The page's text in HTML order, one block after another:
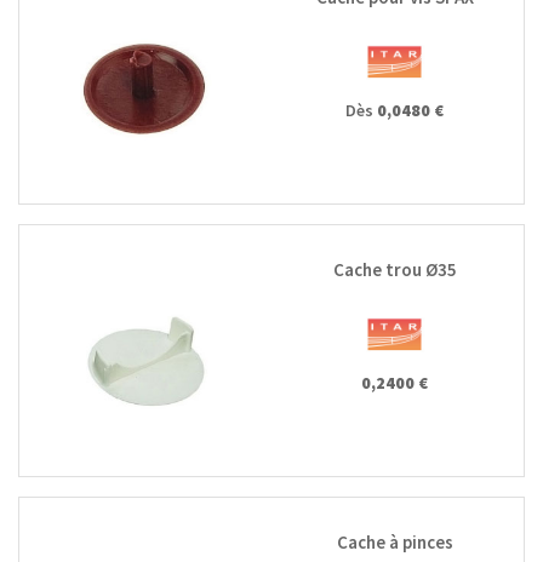
Dès 0,0480 €
Cache trou Ø35
0,2400 €
Cache à pinces